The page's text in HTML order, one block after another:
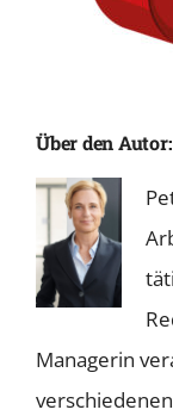
Über den
Managerin